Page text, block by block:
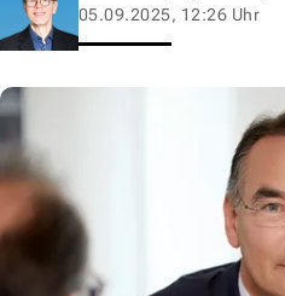
05.09.2025, 12:26 Uhr